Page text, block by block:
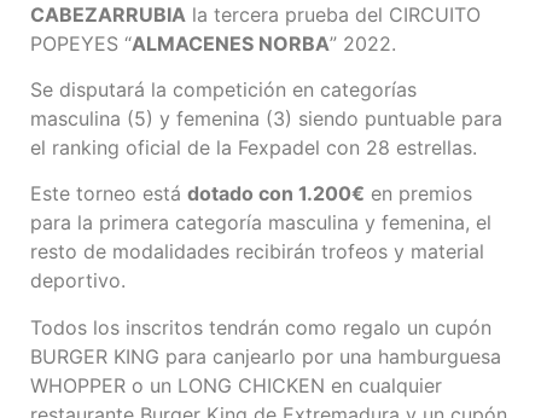
CABEZARRUBIA la tercera prueba del CIRCUITO
POPEYES “ALMACENES NORBA” 2022.
Se disputará la competición en categorías
masculina (5) y femenina (3) siendo puntuable para
el ranking oficial de la Fexpadel con 28 estrellas.
Este torneo está dotado con 1.200€ en premios
para la primera categoría masculina y femenina, el
resto de modalidades recibirán trofeos y material
deportivo.
Todos los inscritos tendrán como regalo un cupón
BURGER KING para canjearlo por una hamburguesa
WHOPPER o un LONG CHICKEN en cualquier